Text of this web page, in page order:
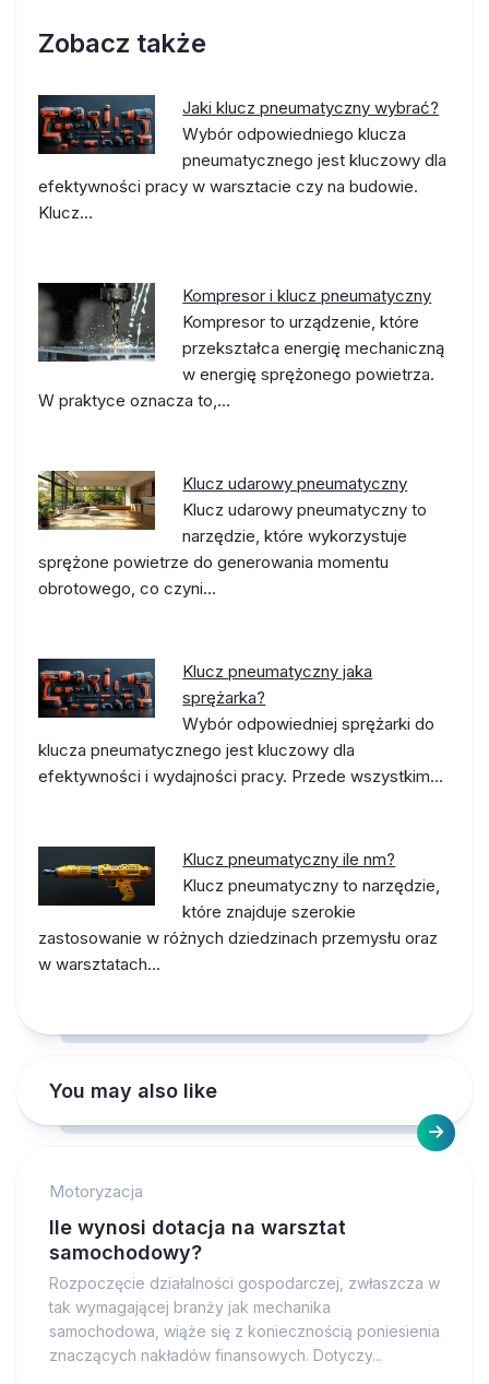
Zobacz także
Jaki klucz pneumatyczny wybrać?
Wybór odpowiedniego klucza
pneumatycznego jest kluczowy dla
efektywności pracy w warsztacie czy na budowie.
Klucz…
Kompresor i klucz pneumatyczny
Kompresor to urządzenie, które
przekształca energię mechaniczną
w energię sprężonego powietrza.
W praktyce oznacza to,…
Klucz udarowy pneumatyczny
Klucz udarowy pneumatyczny to
narzędzie, które wykorzystuje
sprężone powietrze do generowania momentu
obrotowego, co czyni…
Klucz pneumatyczny jaka
sprężarka?
Wybór odpowiedniej sprężarki do
klucza pneumatycznego jest kluczowy dla
efektywności i wydajności pracy. Przede wszystkim…
Klucz pneumatyczny ile nm?
Klucz pneumatyczny to narzędzie,
które znajduje szerokie
zastosowanie w różnych dziedzinach przemysłu oraz
w warsztatach…
You may also like
Motoryzacja
Ile wynosi dotacja na warsztat
samochodowy?
Rozpoczęcie działalności gospodarczej, zwłaszcza w
tak wymagającej branży jak mechanika
samochodowa, wiąże się z koniecznością poniesienia
znaczących nakładów finansowych. Dotyczy...